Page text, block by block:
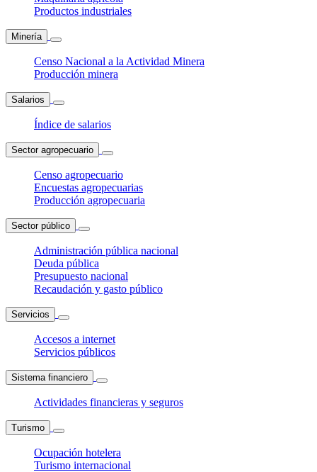
Productos industriales
Minería
Censo Nacional a la Actividad Minera
Producción minera
Salarios
Índice de salarios
Sector agropecuario
Censo agropecuario
Encuestas agropecuarias
Producción agropecuaria
Sector público
Administración pública nacional
Deuda pública
Presupuesto nacional
Recaudación y gasto público
Servicios
Accesos a internet
Servicios públicos
Sistema financiero
Actividades financieras y seguros
Turismo
Ocupación hotelera
Turismo internacional